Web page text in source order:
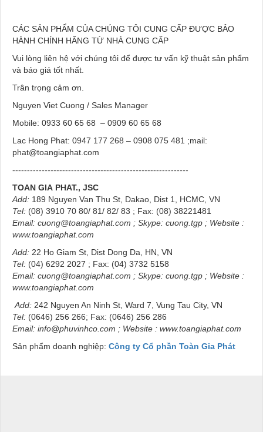
CÁC SẢN PHẨM CỦA CHÚNG TÔI CUNG CẤP ĐƯỢC BẢO
HÀNH CHÍNH HÃNG TỪ NHÀ CUNG CẤP
Vui lòng liên hệ với chúng tôi để được tư vấn kỹ thuật sản phẩm
và báo giá tốt nhất.
Trân trọng cảm ơn.
Nguyen Viet Cuong / Sales Manager
Mobile: 0933 60 65 68 – 0909 60 65 68
Lac Hong Phat: 0947 177 268 – 0908 075 481 ;mail:
phat@toangiaphat.com
------------------------------------------------------------
TOAN GIA PHAT., JSC
Add: 189 Nguyen Van Thu St, Dakao, Dist 1, HCMC, VN
Tel: (08) 3910 70 80/ 81/ 82/ 83 ; Fax: (08) 38221481
Email: cuong@toangiaphat.com ; Skype: cuong.tgp ; Website :
www.toangiaphat.com
Add: 22 Ho Giam St, Dist Dong Da, HN, VN
Tel: (04) 6292 2027 ; Fax: (04) 3732 5158
Email: cuong@toangiaphat.com ; Skype: cuong.tgp ; Website :
www.toangiaphat.com
Add: 242 Nguyen An Ninh St, Ward 7, Vung Tau City, VN
Tel: (0646) 256 266; Fax: (0646) 256 286
Email: info@phuvinhco.com ; Website : www.toangiaphat.com
Sản phẩm doanh nghiệp: Công ty Cổ phần Toàn Gia Phát